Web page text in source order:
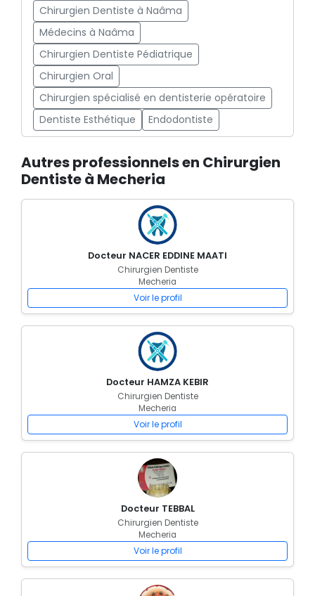
Chirurgien Dentiste à Naâma
Médecins à Naâma
Chirurgien Dentiste Pédiatrique
Chirurgien Oral
Chirurgien spécialisé en dentisterie opératoire
Dentiste Esthétique
Endodontiste
Autres professionnels en Chirurgien
Dentiste à Mecheria
Docteur NACER EDDINE MAATI
Chirurgien Dentiste
Mecheria
Voir le profil
Docteur HAMZA KEBIR
Chirurgien Dentiste
Mecheria
Voir le profil
Docteur TEBBAL
Chirurgien Dentiste
Mecheria
Voir le profil